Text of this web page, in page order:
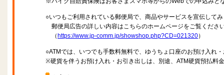
○いつもご利用されている郵便局で、商品やサービスを宣伝して
郵便局広告の詳しい内容はこちらのホームページをご覧くださ
（ https://www.jp-comm.jp/showshop.php?CD=021320）
○ATMでは、いつでも手数料無料で、ゆうちょ口座のお預け入れ
※硬貨を伴うお預け入れ・お引き出しは、別途、ATM硬貨預払料